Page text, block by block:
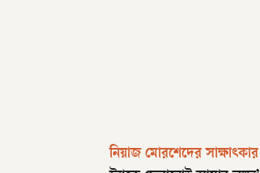
নিয়াজ মোরশেদের সাক্ষাৎকার